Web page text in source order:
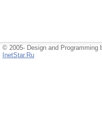
© 2005- Design and Programming
InetStar.Ru